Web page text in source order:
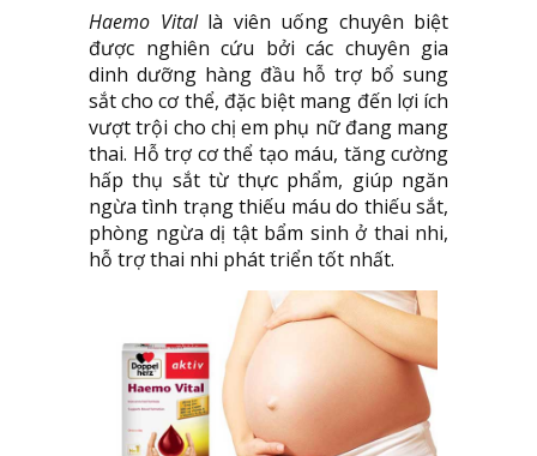
Haemo Vitallà viên uống chuyên biệt
được nghiên cứu bởi các chuyên gia
dinh dưỡng hàng đầu hỗ trợ bổ sung
sắt cho cơ thể, đặc biệt mang đến lợi ích
vượt trội cho chị em phụ nữ đang mang
thai. Hỗ trợ cơ thể tạo máu, tăng cường
hấp thụ sắt từ thực phẩm, giúp ngăn
ngừa tình trạng thiếu máu do thiếu sắt,
phòng ngừa dị tật bẩm sinh ở thai nhi,
hỗ trợ thai nhi phát triển tốt nhất.